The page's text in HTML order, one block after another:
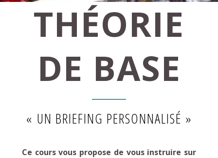
THÉORIE
DE BASE
« UN BRIEFING PERSONNALISÉ »
Ce cours vous propose de vous instruire sur